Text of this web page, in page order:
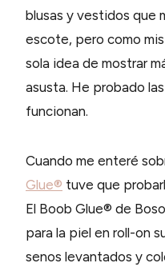
blusas y vestidos que
escote, pero como
sola idea de mostrar
asusta. He probado
funcionan.
Cuando me enteré
Glue® tuve que
El Boob Glue® de
para la piel en roll-on
senos levantados y